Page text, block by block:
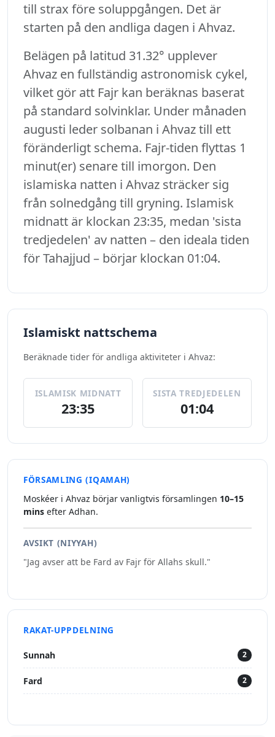
till strax före soluppgången. Det är
starten på den andliga dagen i Ahvaz.
Belägen på latitud 31.32° upplever
Ahvaz en fullständig astronomisk cykel,
vilket gör att Fajr kan beräknas baserat
på standard solvinklar. Under månaden
augusti leder solbanan i Ahvaz till ett
föränderligt schema. Fajr-tiden flyttas 1
minut(er) senare till imorgon. Den
islamiska natten i Ahvaz sträcker sig
från solnedgång till gryning. Islamisk
midnatt är klockan 23:35, medan 'sista
tredjedelen' av natten – den ideala tiden
för Tahajjud – börjar klockan 01:04.
Islamiskt nattschema
Beräknade tider för andliga aktiviteter i Ahvaz:
ISLAMISK MIDNATT
23:35
SISTA TREDJEDELEN
01:04
FÖRSAMLING (IQAMAH)
Moskéer i Ahvaz börjar vanligtvis församlingen 10–15
mins efter Adhan.
AVSIKT (NIYYAH)
"Jag avser att be Fard av Fajr för Allahs skull."
RAKAT-UPPDELNING
Sunnah 2
Fard 2